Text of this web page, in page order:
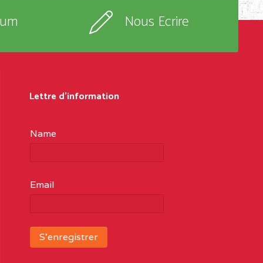
Nous Ecrire
Lettre d'information
Name
Email